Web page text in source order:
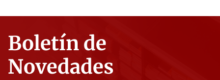
Boletín de
Novedades